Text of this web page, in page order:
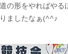
の形をやればや
ましたなぁ(^^♪